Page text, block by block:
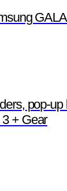
GALAXY
pop-
+ Gear